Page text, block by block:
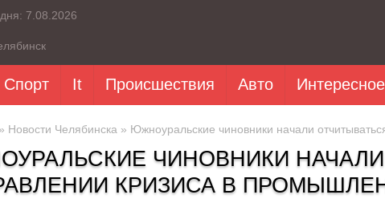
7.08.2026
Спорт It Происшествия Авто Интересное
» Новости Челябинска » Южноуральские чиновники начали
ЧИНОВНИКИ
КРИЗИСА В